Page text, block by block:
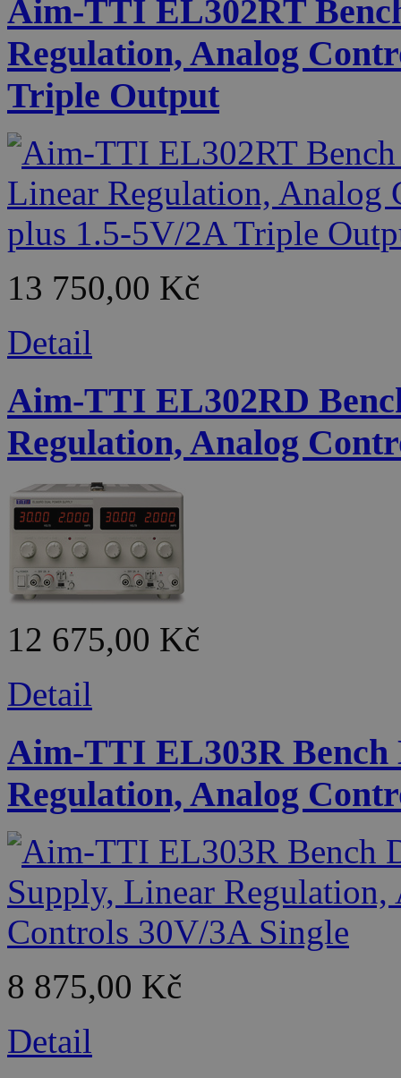
Aim-TTI EL302RT
Regulation, Analog
Triple Output
13 750,00 Kč
Detail
Aim-TTI EL302RD
Regulation, Analog
12 675,00 Kč
Detail
Aim-TTI EL303R Bench
Regulation, Analog
8 875,00 Kč
Detail